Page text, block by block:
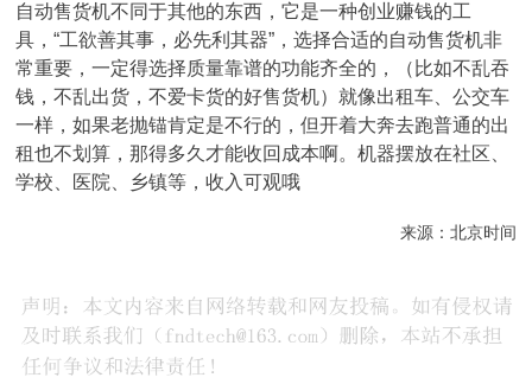
自动售货机不同于其他的东西，它是一种创业赚钱的工
具，“工欲善其事，必先利其器”，选择合适的自动售货机非
常重要，一定得选择质量靠谱的功能齐全的，（比如不乱吞
钱，不乱出货，不爱卡货的好售货机）就像出租车、公交车
一样，如果老抛锚肯定是不行的，但开着大奔去跑普通的出
租也不划算，那得多久才能收回成本啊。机器摆放在社区、
学校、医院、乡镇等，收入可观哦
来源：北京时间